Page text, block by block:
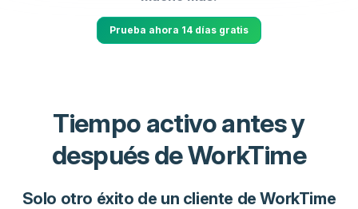
Prueba ahora 14 días gratis
Tiempo activo antes y
después de WorkTime
Solo otro éxito de un cliente de WorkTime